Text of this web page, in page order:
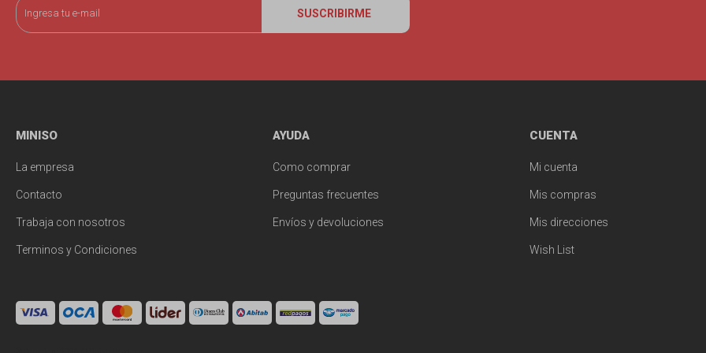
SUSCRIBIRME
MINISO
La empresa
Contacto
Trabaja con nosotros
Terminos y Condiciones
AYUDA
Como comprar
Preguntas frecuentes
Envíos y devoluciones
CUENTA
Mi cuenta
Mis compras
Mis direcciones
Wish List